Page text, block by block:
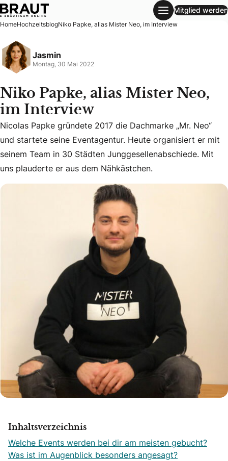
Niko Papke, alias Mister Neo, im Interview
Mitglied werden
HomeHochzeitsblogNiko Papke, alias Mister Neo, im Interview
Jasmin
Montag, 30 Mai 2022
Niko Papke, alias Mister Neo,
im Interview
Nicolas Papke gründete 2017 die Dachmarke „Mr. Neo“
Nicolas Papke gründete 2017 die Dachmarke „Mr. Neo“
und startete seine Eventagentur. Heute organisiert er mit
seinem Team in 30 Städten Junggesellenabschiede. Mit
uns plauderte er aus dem Nähkästchen.
Inhaltsverzeichnis
Welche Events werden bei dir am meisten gebucht?
Was ist im Augenblick besonders angesagt?